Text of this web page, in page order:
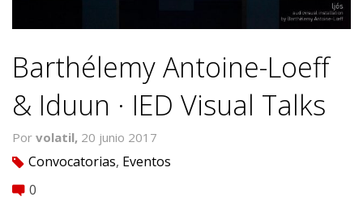
Barthélemy Antoine-Loeff
& Iduun · IED Visual Talks
Por volatil, 20 junio 2017
tag Convocatorias, Eventos
comment 0